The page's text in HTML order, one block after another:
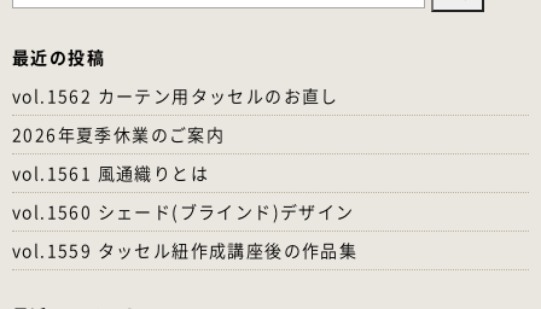
最近の投稿
vol.1562 カーテン用タッセルのお直し
2026年夏季休業のご案内
vol.1561 風通織りとは
vol.1560 シェード(ブラインド)デザイン
vol.1559 タッセル紐作成講座後の作品集